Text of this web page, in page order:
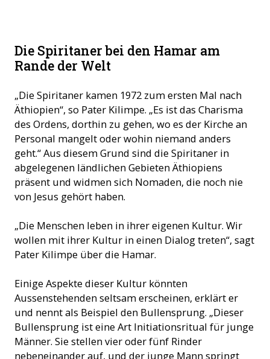
Die Spiritaner bei den Hamar am
Rande der Welt
„Die Spiritaner kamen 1972 zum ersten Mal nach
Äthiopien“, so Pater Kilimpe. „Es ist das Charisma
des Ordens, dorthin zu gehen, wo es der Kirche an
Personal mangelt oder wohin niemand anders
geht.“ Aus diesem Grund sind die Spiritaner in
abgelegenen ländlichen Gebieten Äthiopiens
präsent und widmen sich Nomaden, die noch nie
von Jesus gehört haben.
„Die Menschen leben in ihrer eigenen Kultur. Wir
wollen mit ihrer Kultur in einen Dialog treten“, sagt
Pater Kilimpe über die Hamar.
Einige Aspekte dieser Kultur könnten
Aussenstehenden seltsam erscheinen, erklärt er
und nennt als Beispiel den Bullensprung. „Dieser
Bullensprung ist eine Art Initiationsritual für junge
Männer. Sie stellen vier oder fünf Rinder
nebeneinander auf, und der junge Mann springt